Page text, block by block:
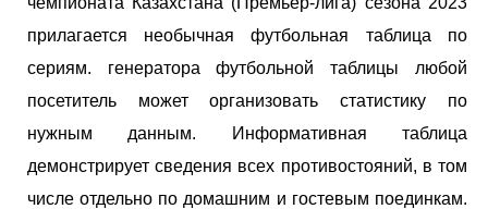
прилагается необычная футбольная таблица по
сериям. генератора футбольной таблицы любой
посетитель может организовать статистику по
нужным данным. Информативная таблица
демонстрирует сведения всех противостояний, в том
числе отдельно по домашним и гостевым поединкам.